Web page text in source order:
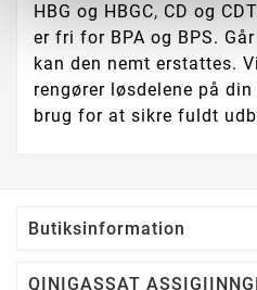
HBG og HBGC, CD og
er fri for BPA og BPS.
kan den nemt erstattes.
rengører løsdelene på
brug for at sikre fuldt
Butiksinformation
QINIGASSAT